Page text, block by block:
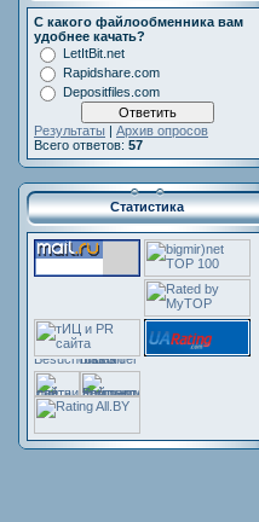
С какого файлообменника вам
удобнее качать?
LetItBit.net
Rapidshare.com
Depositfiles.com
Результаты | Архив опросов
Всего ответов: 57
Статистика